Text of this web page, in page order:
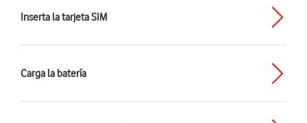
Inserta la tarjeta SIM
Carga la batería